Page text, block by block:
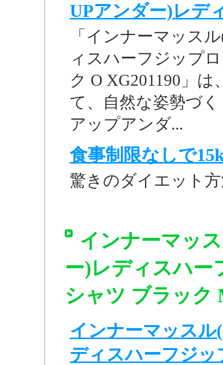
UPアンダー)レデ
「インナーマッス
ィスハーフジップ
ク O XG201190」
て、自然な姿勢づ
アップアンダ...
食事制限なしで
驚きのダイエット
インナーマッ
ー)レディスハー
シャツ ブラック
インナーマッス
ディスハーフジッ